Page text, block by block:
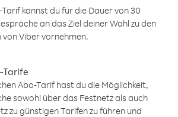
kannst du für die Dauer von 30
an das Ziel deiner Wahl zu den
Viber vornehmen.
Tarife
Abo-Tarif hast du die Möglichkeit,
sowohl über das Festnetz als auch
zu günstigen Tarifen zu führen und